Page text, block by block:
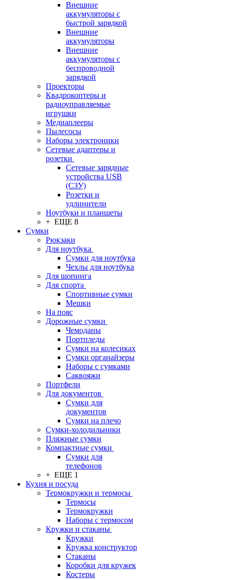
Внешние
аккумуляторы с
быстрой зарядкой
Внешние
аккумуляторы
Внешние
аккумуляторы с
беспроводной
зарядкой
Проекторы
Квадрокоптеры и
радиоуправляемые
игрушки
Медиаплееры
Пылесосы
Наборы электроники
Сетевые адаптеры и
розетки
Сетевые зарядные
устройства USB
(СЗУ)
Розетки и
удлинители
Ноутбуки и планшеты
+ ЕЩЕ 8
Сумки
Рюкзаки
Для ноутбука
Сумки для ноутбука
Чехлы для ноутбука
Для шопинга
Для спорта
Спортивные сумки
Мешки
На пояс
Дорожные сумки
Чемоданы
Портпледы
Сумки на колесиках
Сумки органайзеры
Наборы с сумками
Саквояжи
Портфели
Для документов
Сумки для
документов
Сумки на плечо
Сумки-холодильники
Пляжные сумки
Компактные сумки
Сумки для
телефонов
+ ЕЩЕ 1
Кухня и посуда
Термокружки и термосы
Термосы
Термокружки
Наборы с термосом
Кружки и стаканы
Кружки
Кружка конструктор
Стаканы
Коробки для кружек
Костеры